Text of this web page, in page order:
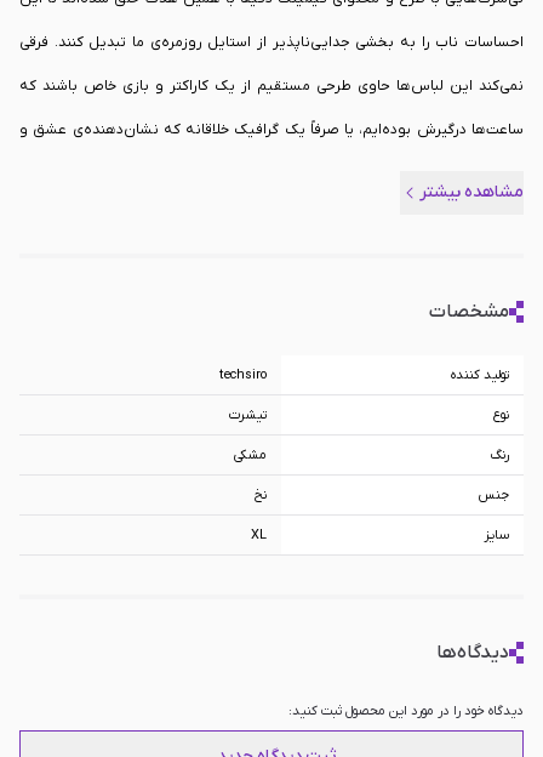
احساسات ناب را به بخشی جدایی‌ناپذیر از استایل روزمره‌ی ما تبدیل کنند. فرقی
نمی‌کند این لباس‌ها حاوی طرحی مستقیم از یک کاراکتر و بازی خاص باشند که
ساعت‌ها درگیرش بوده‌ایم، یا صرفاً یک گرافیک خلاقانه که نشان‌دهنده‌ی عشق و
کسانی محسوب می‌شوند که می‌خواهند فراتر از یک سرگرمی ساده، دنیای ویدیوگیم
مشاهده بیشتر
مشخصات
تولید کننده techsiro
نوع تیشرت
رنگ مشکی
جنس نخ
سایز XL
دیدگاه‌ها
دیدگاه خود را در مورد این محصول ثبت کنید: